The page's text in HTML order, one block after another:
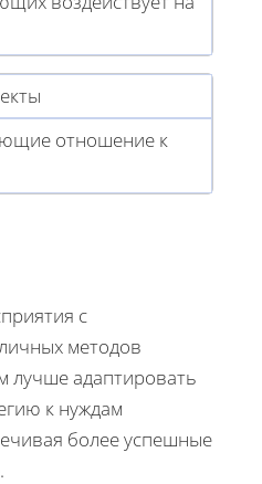
отношение к
с
методов
лучше адаптировать
к нуждам
более успешные